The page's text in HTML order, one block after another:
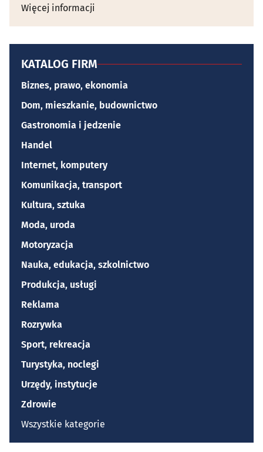
Więcej informacji
KATALOG FIRM
Biznes, prawo, ekonomia
Dom, mieszkanie, budownictwo
Gastronomia i jedzenie
Handel
Internet, komputery
Komunikacja, transport
Kultura, sztuka
Moda, uroda
Motoryzacja
Nauka, edukacja, szkolnictwo
Produkcja, usługi
Reklama
Rozrywka
Sport, rekreacja
Turystyka, noclegi
Urzędy, instytucje
Zdrowie
Wszystkie kategorie